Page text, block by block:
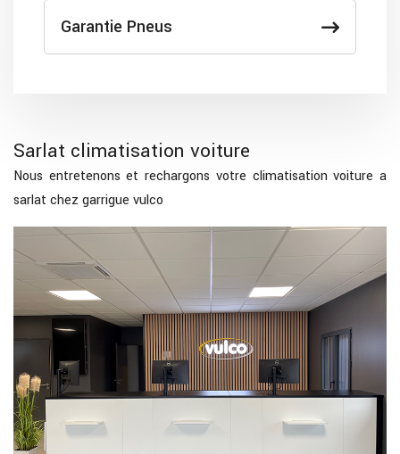
Garantie Pneus
Sarlat climatisation voiture
Nous entretenons et rechargons votre climatisation voiture a
sarlat chez garrigue vulco